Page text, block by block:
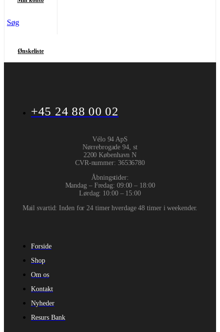
Søg
Ønskeliste
+45 24 88 00 02
Vélo 94 ApS
Nørrebrogade 94, st
2200 København N
CVR-nummer: 36536780
Åbningstider:
Mandag – Fredag: 09:00 – 18:00
Lørdag: 10:00 – 15:00
Mail svartid: Inden for 24 timer hverdage 48 timer i weekender.
Forside
Shop
Om os
Kontakt
Nyheder
Resurs Bank